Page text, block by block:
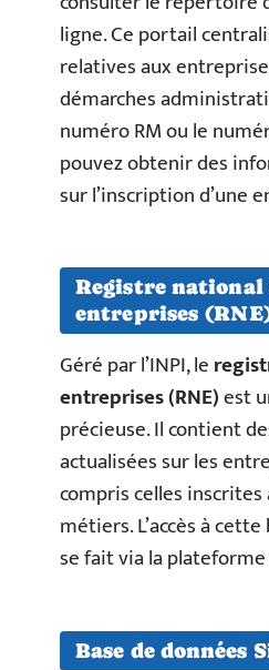
ligne. Ce portail
relatives aux
démarches
numéro RM ou le
pouvez obtenir des
sur l’inscription d’une
Registre national
entreprises
Géré par l’INPI, le
entreprises (RNE)est
précieuse. Il contient
actualisées sur les
compris celles
métiers. L’accès à
se fait via la plateforme
Base de données